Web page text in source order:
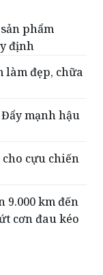
phẩm
định
làm đẹp, chữa
mạnh hậu
cựu chiến
cơn đau kéo